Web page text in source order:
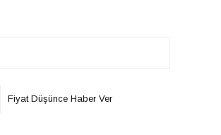
Fiyat Düşünce Haber Ver